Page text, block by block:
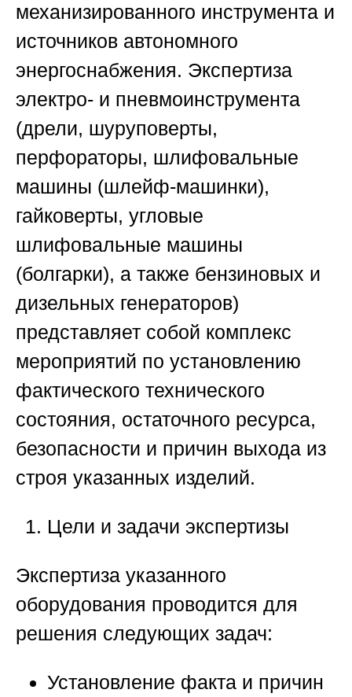
механизированного инструмента и
источников автономного
энергоснабжения. Экспертиза
электро- и пневмоинструмента
(дрели, шуруповерты,
перфораторы, шлифовальные
машины (шлейф-машинки),
гайковерты, угловые
шлифовальные машины
(болгарки), а также бензиновых и
дизельных генераторов)
представляет собой комплекс
мероприятий по установлению
фактического технического
состояния, остаточного ресурса,
безопасности и причин выхода из
строя указанных изделий.
Цели и задачи экспертизы
Экспертиза указанного
оборудования проводится для
решения следующих задач:
Установление факта и причин